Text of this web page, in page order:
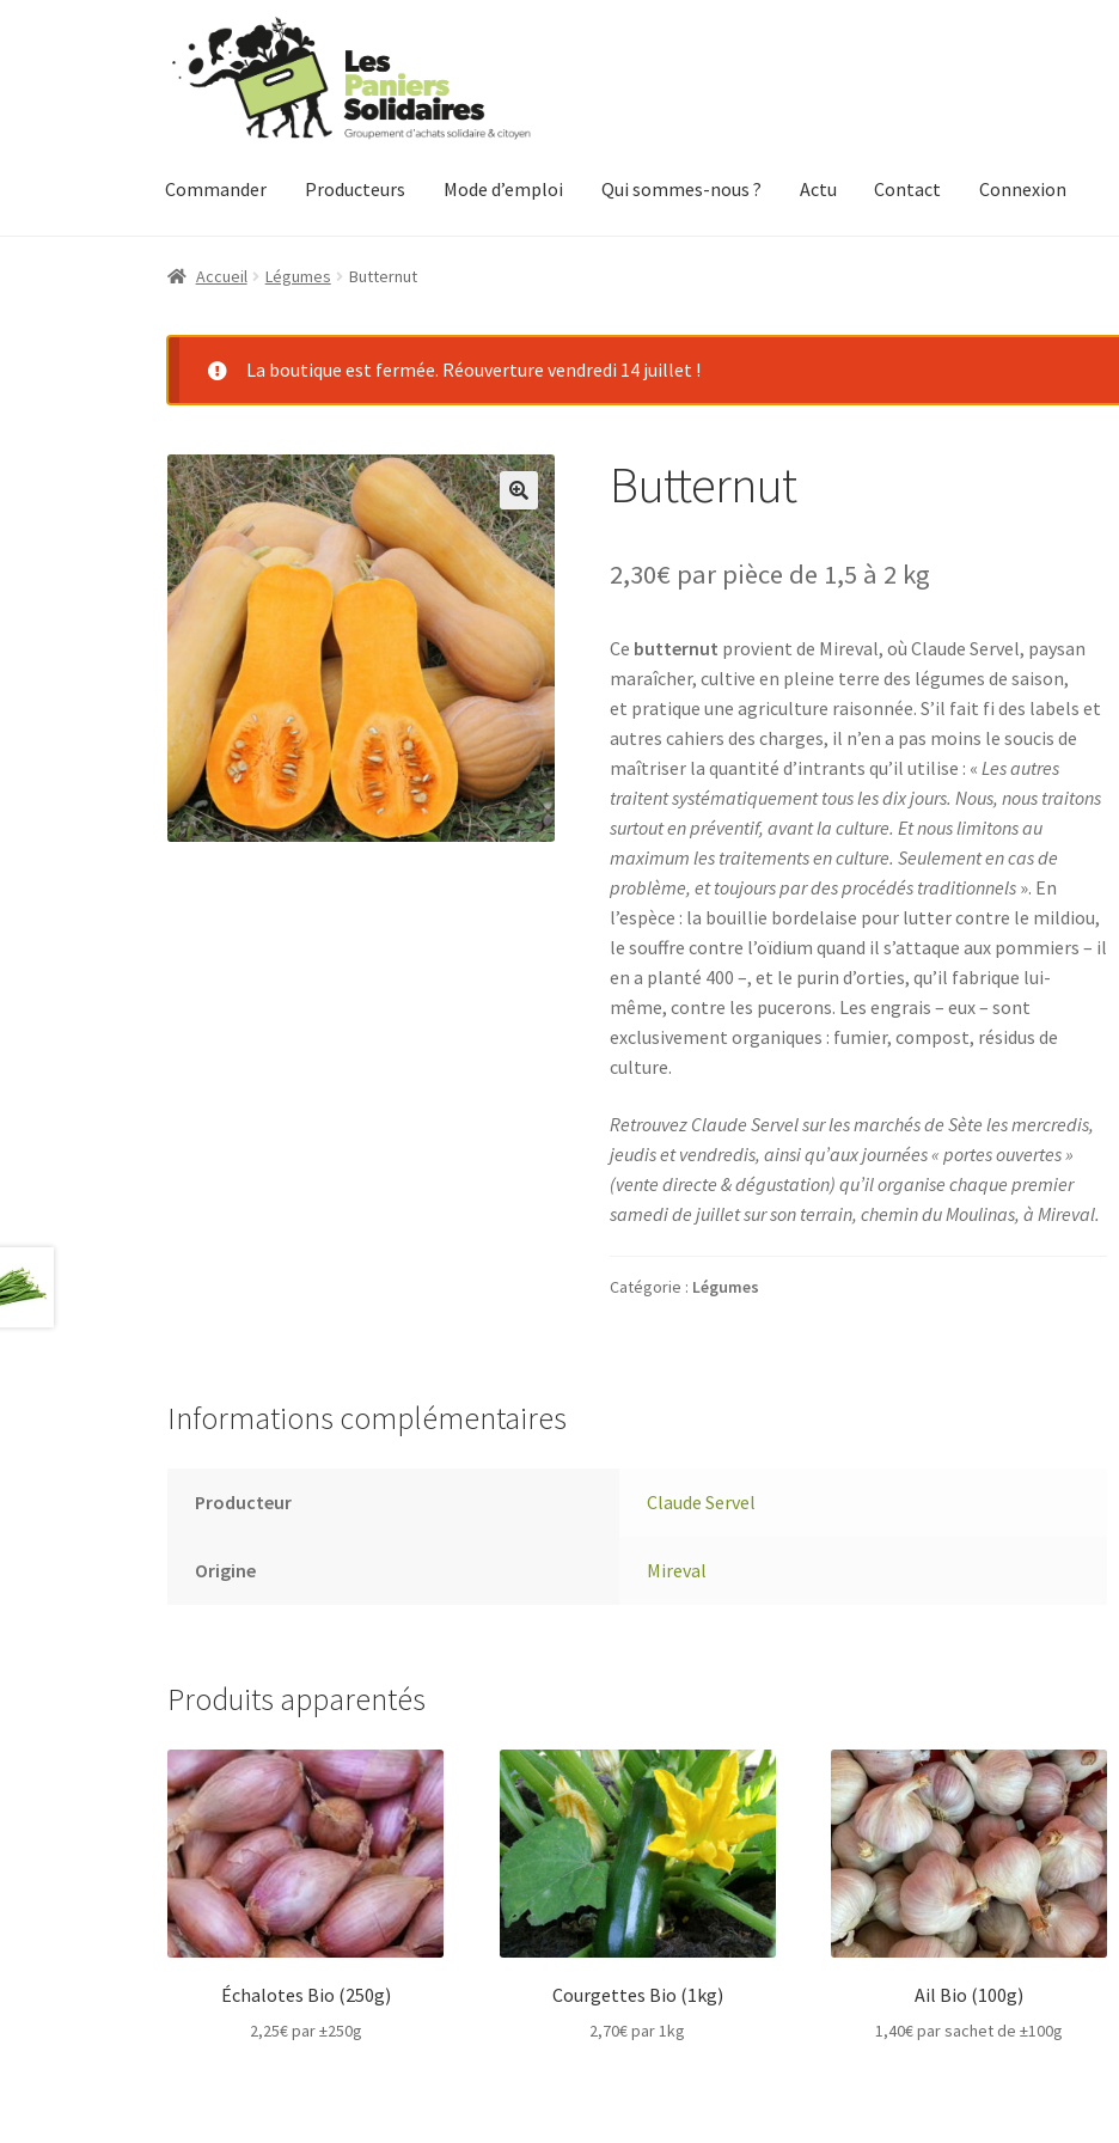
Aller
Aller
Commander Producteurs Mode d’emploi Qui sommes-nous ? Actu Contact Connexion
Accueil Légumes Butternut
La boutique est fermée. Réouverture vendredi 14 juillet !
Butternut
2,30€ par pièce de 1,5 à 2 kg
Ce butternut provient de Mireval, où Claude Servel, paysan
maraîcher, cultive en pleine terre des légumes de saison,
et pratique une agriculture raisonnée. S’il fait fi des labels et
autres cahiers des charges, il n’en a pas moins le soucis de
maîtriser la quantité d’intrants qu’il utilise : « Les autres
traitent systématiquement tous les dix jours. Nous, nous traitons
surtout en préventif, avant la culture. Et nous limitons au
maximum les traitements en culture. Seulement en cas de
problème, et toujours par des procédés traditionnels ». En
l’espèce : la bouillie bordelaise pour lutter contre le mildiou,
le souffre contre l’oïdium quand il s’attaque aux pommiers – il
en a planté 400 –, et le purin d’orties, qu’il fabrique lui-
même, contre les pucerons. Les engrais – eux – sont
exclusivement organiques : fumier, compost, résidus de
culture.
Retrouvez Claude Servel sur les marchés de Sète les mercredis,
jeudis et vendredis, ainsi qu’aux journées « portes ouvertes »
(vente directe & dégustation) qu’il organise chaque premier
samedi de juillet sur son terrain, chemin du Moulinas, à Mireval.
Catégorie : Légumes
Informations complémentaires
Producteur Claude Servel
Origine Mireval
Produits apparentés
Échalotes Bio (250g)
2,25€par ±250g
Courgettes Bio (1kg)
2,70€par 1kg
Ail Bio (100g)
1,40€par sachet de ±100g